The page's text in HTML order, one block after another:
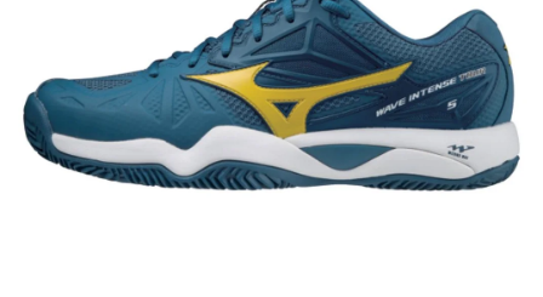
VELIKOSTNÍ TABULKY
KONTAKT
BOTY DĚTSKÉ